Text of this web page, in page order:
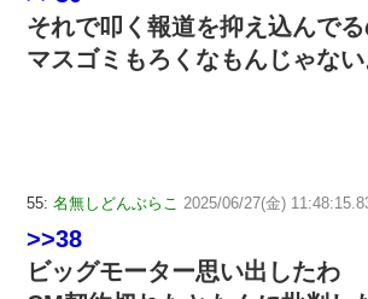
それで叩く報道を抑え込んでる
マスゴミもろくなもんじゃない
55: 名無しどんぶらこ 2025/06/27(金)
>>38
ビッグモーター思い出したわ